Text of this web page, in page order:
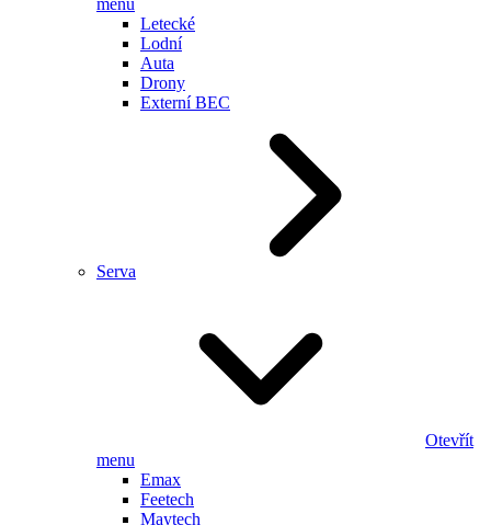
menu
Letecké
Lodní
Auta
Drony
Externí BEC
Serva
Otevřít
menu
Emax
Feetech
Maytech